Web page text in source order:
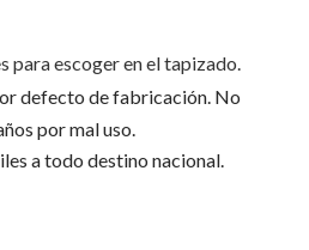
para escoger en el tapizado.
defecto de fabricación. No
por mal uso.
a todo destino nacional.